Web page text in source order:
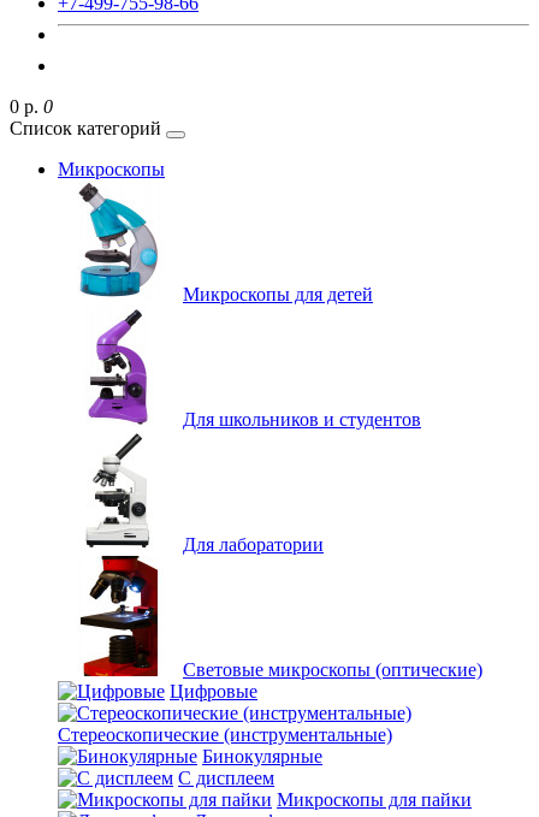
0 р. 0
Список категорий
Микроскопы
Микроскопы для детей
Для школьников и студентов
Для лаборатории
Световые микроскопы (оптические)
Цифровые
Стереоскопические (инструментальные)
Бинокулярные
С дисплеем
Микроскопы для пайки